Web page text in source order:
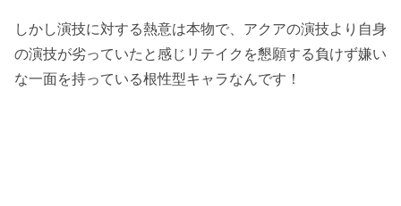
アクアにキツく当たってしまって後悔（漫
画4巻の第33話）
しかし演技に対する熱意は本物で、アクアの演技より自身
の演技が劣っていたと感じリテイクを懇願する負けず嫌い
な一面を持っている根性型キャラなんです！